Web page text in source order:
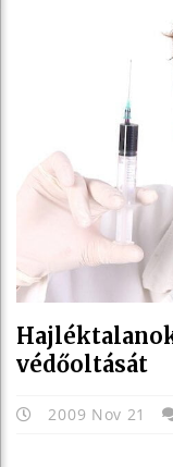
védőoltását
2009 Nov 21